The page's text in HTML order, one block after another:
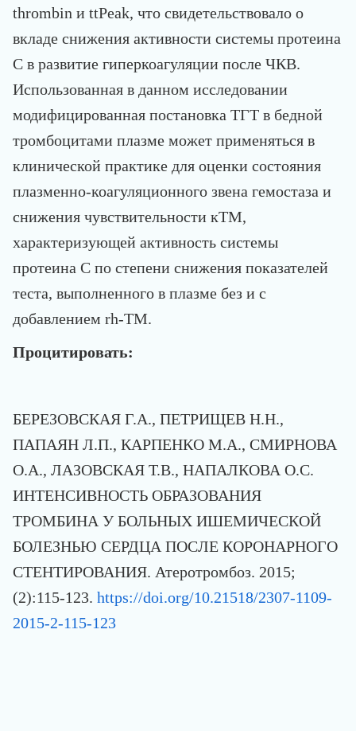
thrombin и ttPeak, что свидетельствовало о
вкладе снижения активности системы протеина
С в развитие гиперкоагуляции после ЧКВ.
Использованная в данном исследовании
модифицированная постановка ТГТ в бедной
тромбоцитами плазме может применяться в
клинической практике для оценки состояния
плазменно-коагуляционного звена гемостаза и
снижения чувствительности кТМ,
характеризующей активность системы
протеина С по степени снижения показателей
теста, выполненного в плазме без и с
добавлением rh-ТМ.
Процитировать:
БЕРЕЗОВСКАЯ Г.А., ПЕТРИЩЕВ Н.Н.,
ПАПАЯН Л.П., КАРПЕНКО М.А., СМИРНОВА
О.А., ЛАЗОВСКАЯ Т.В., НАПАЛКОВА О.С.
ИНТЕНСИВНОСТЬ ОБРАЗОВАНИЯ
ТРОМБИНА У БОЛЬНЫХ ИШЕМИЧЕСКОЙ
БОЛЕЗНЬЮ СЕРДЦА ПОСЛЕ КОРОНАРНОГО
СТЕНТИРОВАНИЯ. Атеротромбоз. 2015;
(2):115-123. https://doi.org/10.21518/2307-1109-
2015-2-115-123